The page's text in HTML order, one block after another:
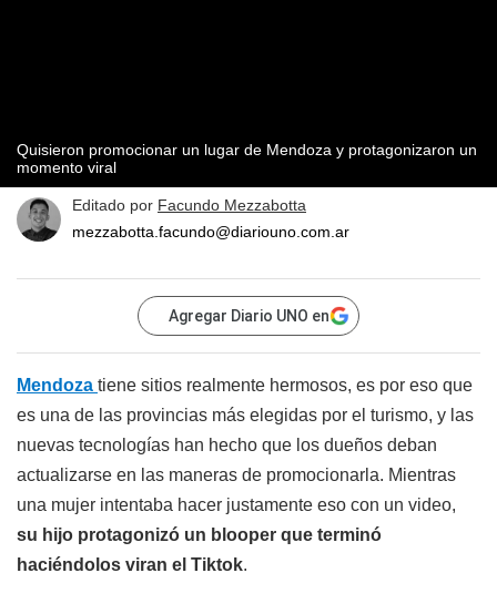
Quisieron promocionar un lugar de Mendoza y protagonizaron un
momento viral
Editado por Facundo Mezzabotta
mezzabotta.facundo@diariouno.com.ar
Agregar Diario UNO en
Mendoza tiene sitios realmente hermosos, es por eso que
es una de las provincias más elegidas por el turismo, y las
nuevas tecnologías han hecho que los dueños deban
actualizarse en las maneras de promocionarla. Mientras
una mujer intentaba hacer justamente eso con un video,
su hijo protagonizó un blooper que terminó
haciéndolos viran el Tiktok.